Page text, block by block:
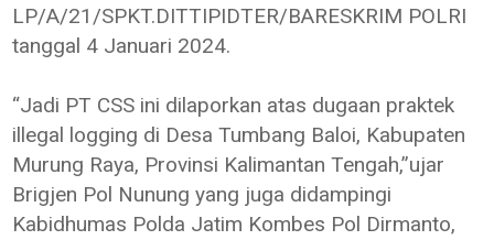
LP/A/21/SPKT.DITTIPIDTER/BARESKRIM POLRI
tanggal 4 Januari 2024.
“Jadi PT CSS ini dilaporkan atas dugaan praktek
illegal logging di Desa Tumbang Baloi, Kabupaten
Murung Raya, Provinsi Kalimantan Tengah,”ujar
Brigjen Pol Nunung yang juga didampingi
Kabidhumas Polda Jatim Kombes Pol Dirmanto,